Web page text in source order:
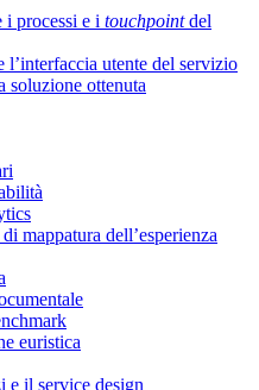
i processi e i touchpointdel
l’interfaccia utente del servizio
soluzione ottenuta
mappatura dell’esperienza
euristica
e il service design